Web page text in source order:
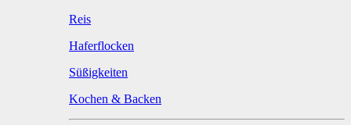
Reis
Haferflocken
Süßigkeiten
Kochen & Backen